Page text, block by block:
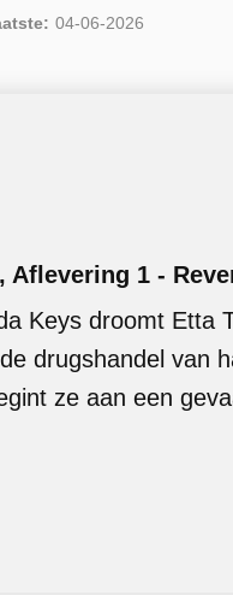
04-06-2026
Aflevering 1 -
Keys droomt Etta
drugshandel van
ze aan een